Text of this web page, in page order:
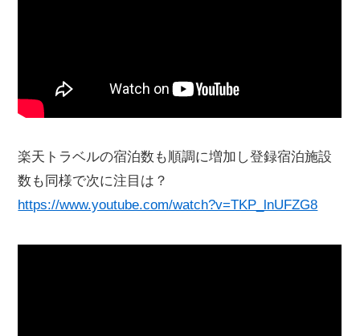
楽天トラベルの宿泊数も順調に増加し登録宿泊施設
数も同様で次に注目は？
https://www.youtube.com/watch?v=TKP_lnUFZG8